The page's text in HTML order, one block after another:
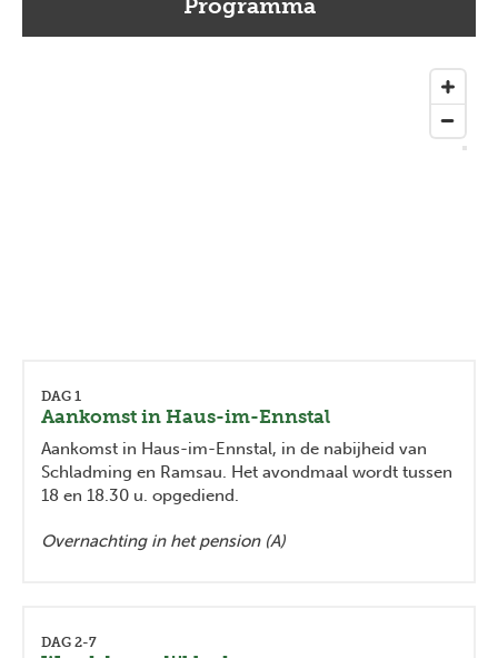
Programma
DAG 1
Aankomst in Haus-im-Ennstal
Aankomst in Haus-im-Ennstal, in de nabijheid van
Schladming en Ramsau. Het avondmaal wordt tussen
18 en 18.30 u. opgediend.
Overnachting in het pension (A)
DAG 2-7